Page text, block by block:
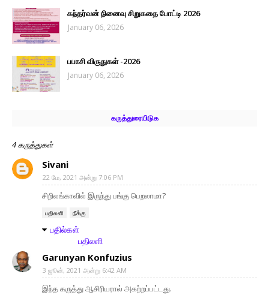
கந்தர்வன் நினைவு சிறுகதை போட்டி 2026
January 06, 2026
பபாசி விருதுகள் -2026
January 06, 2026
கருத்துரையிடுக
4 கருத்துகள்
Sivani
22 மே, 2021 அன்று 7:06 PM
சிறிலங்காவில் இருந்து பங்கு பெறலாமா?
பதிலளி நீக்கு
பதில்கள்
பதிலளி
Garunyan Konfuzius
3 ஜூன், 2021 அன்று 6:42 AM
இந்த கருத்து ஆசிரியரால் அகற்றப்பட்டது.